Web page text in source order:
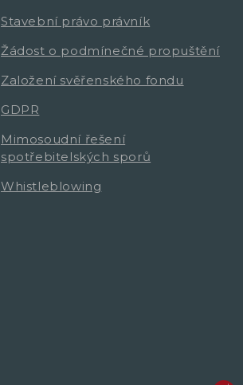
Stavební právo právník
Žádost o podmínečné propuštění
Založení svěřenského fondu
GDPR
Mimosoudní řešení
spotřebitelských sporů
Whistleblowing